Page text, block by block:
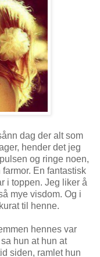
dag der alt som
hender det jeg
og ringe noen,
En fantastisk
i toppen. Jeg liker å
mye visdom. Og i
til henne.
hennes var
hun at hun at
siden, ramlet hun